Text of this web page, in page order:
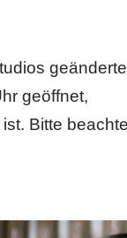
geänderte
geöffnet,
Bitte